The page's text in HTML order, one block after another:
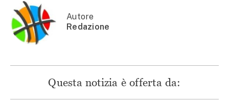
finestra)
Autore
Redazione
Questa notizia è offerta da: